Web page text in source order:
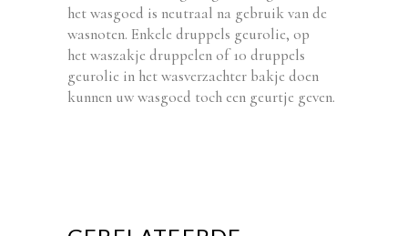
het wasgoed is neutraal na gebruik van de
wasnoten. Enkele druppels geurolie, op
het waszakje druppelen of 10 druppels
geurolie in het wasverzachter bakje doen
kunnen uw wasgoed toch een geurtje geven.